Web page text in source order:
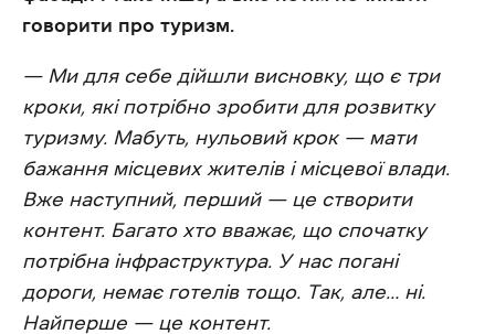
говорити про туризм.
— Ми для себе дійшли висновку, що є три
кроки, які потрібно зробити для розвитку
туризму. Мабуть, нульовий крок — мати
бажання місцевих жителів і місцевої влади.
Вже наступний, перший — це створити
контент. Багато хто вважає, що спочатку
потрібна інфраструктура. У нас погані
дороги, немає готелів тощо. Так, але… ні.
Найперше — це контент.